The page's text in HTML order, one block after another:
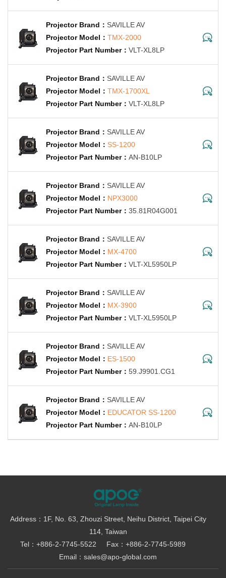
SAVILLE AV
TMX-2000
VLT-XL8LP
SAVILLE AV
TMX-1700XL
VLT-XL8LP
SAVILLE AV
SS-1200
AN-B10LP
SAVILLE AV
NPX3000
35.81R04G001
SAVILLE AV
MX-4700
VLT-XL5950LP
SAVILLE AV
MX-3900
VLT-XL5950LP
SAVILLE AV
ES-1500
59.J9901.CG1
SAVILLE AV
EDUCATOR SS-1200
AN-B10LP
Address：1F, No. 63, Zhouzi Street, Neihu District, Taipei City
114, Taiwan
Tel：+886-2-7745-5522
Fax：+886-2-7745-5989
Email：sales@apo-global.com